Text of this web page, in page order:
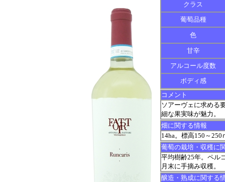
クラス
葡萄品種
色
甘辛
アルコール度数
ボディ感
コメント
ソアーヴェに求める
細な果実味が魅力。
畑に関する情報
14ha。標高150～
葡萄の栽培・収穫に
平均樹齢25年。ペル
月末に手摘み収穫。
醸造・熟成に関する